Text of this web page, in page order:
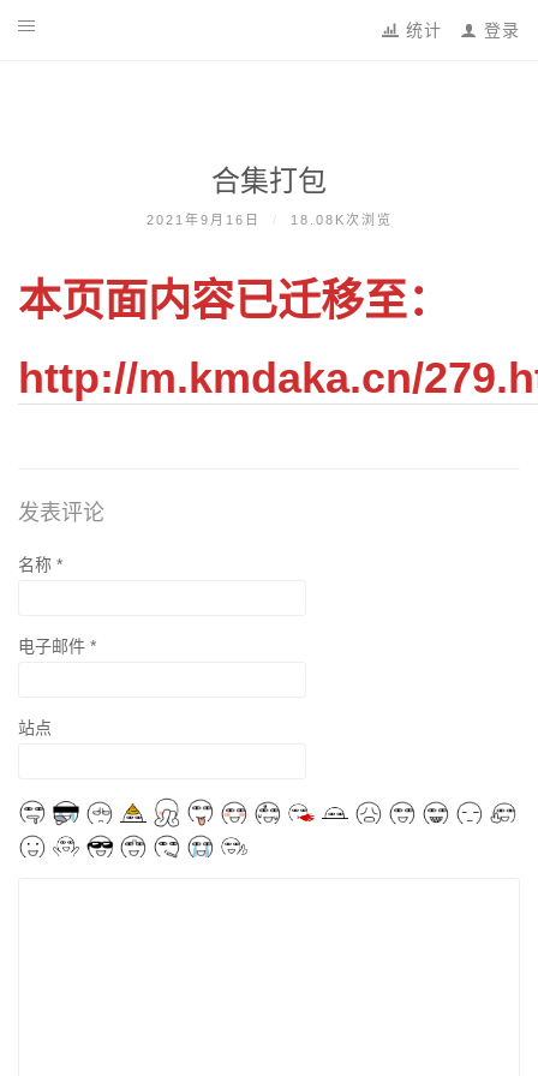
跳
统计 登录
合集打包
2021年9月16日 / 18.08K次浏览
本页面内容已迁移至：
http://m.kmdaka.cn/
发表评论
名称 *
电子邮件 *
站点